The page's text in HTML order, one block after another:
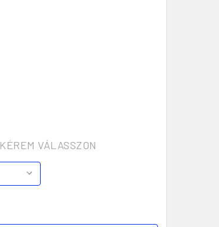
KÉREM VÁLASSZON